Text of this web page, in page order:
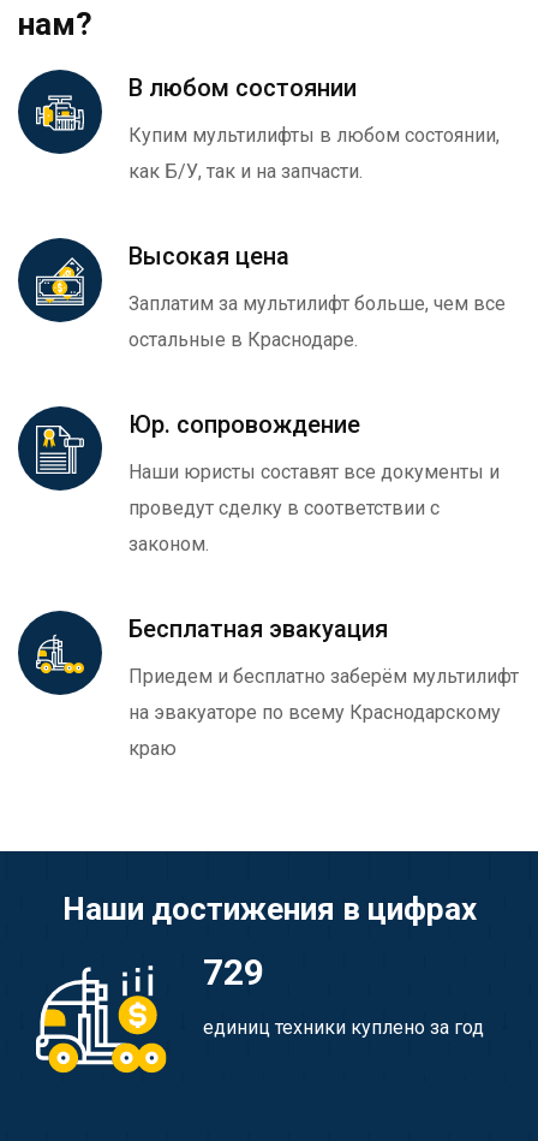
нам?
В любом состоянии
Купим мультилифты в любом состоянии,
как Б/У, так и на запчасти.
Высокая цена
Заплатим за мультилифт больше, чем все
остальные в Краснодаре.
Юр. сопровождение
Наши юристы составят все документы и
проведут сделку в соответствии с
законом.
Бесплатная эвакуация
Приедем и бесплатно заберём мультилифт
на эвакуаторе по всему Краснодарскому
краю
Наши достижения в цифрах
729
единиц техники куплено за год